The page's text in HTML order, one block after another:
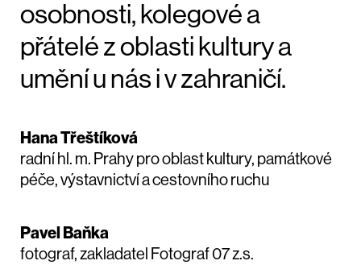
osobnosti, kolegové a
přátelé z oblasti kultury a
umění u nás i v zahraničí.
Hana Třeštíková
radní hl. m. Prahy pro oblast kultury, památkové
péče, výstavnictví a cestovního ruchu
Pavel Baňka
fotograf, zakladatel Fotograf 07 z.s.